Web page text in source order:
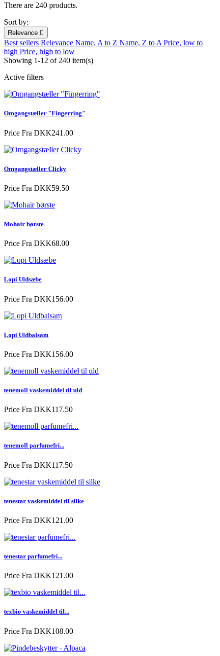
There are 240 products.
Sort by:
Relevance 
Best sellers Relevance Name, A to Z Name, Z to A Price, low to
high Price, high to low
Showing 1-12 of 240 item(s)
Active filters
Omgangstæller "Fingerring"
Price Fra DKK241.00
Omgangstæller Clicky
Price Fra DKK59.50
Mohair børste
Price Fra DKK68.00
Lopi Uldsæbe
Price Fra DKK156.00
Lopi Uldbalsam
Price Fra DKK156.00
tenemoll vaskemiddel til uld
Price Fra DKK117.50
tenemoll parfumefri...
Price Fra DKK117.50
tenestar vaskemiddel til silke
Price Fra DKK121.00
tenestar parfumefri...
Price Fra DKK121.00
texbio vaskemiddel til...
Price Fra DKK108.00